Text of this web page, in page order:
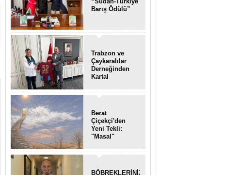
Barış Ödülü”
Trabzon ve
Çaykaralılar
Derneğinden
Kartal
anlamlı ziyaret
Berat
Çiçekçi'den
Yeni Tekli:
"Masal"
BÖBREKLERİNİZİ